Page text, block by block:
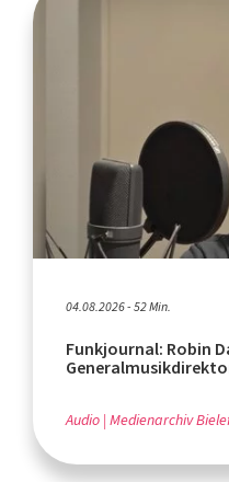
04.08.2026 - 52 Min.
Funkjournal: Robin
Audio Medienarchiv